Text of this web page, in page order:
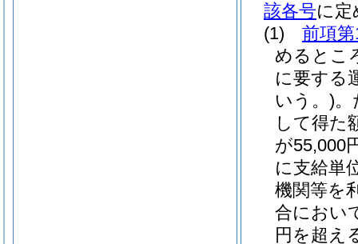
該各号に
(1)
前項
めるとこ
に要する
いう。)。
して得た
が55,000
に支給単
機関等を
合におい
円を超え